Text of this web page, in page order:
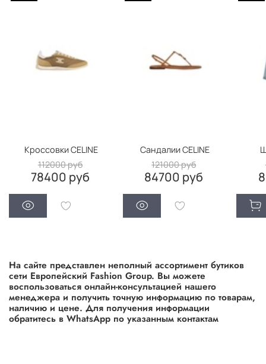
Кроссовки CELINE
112000 руб
78400 руб
Сандалии CELINE
121000 руб
84700 руб
На сайте представлен неполный ассортимент бутиков
сети Европейский Fashion Group. Вы можете
воспользоваться онлайн-консультацией нашего
менеджера и получить точную информацию по товарам,
наличию и цене. Для получения информации
обратитесь в WhatsApp по указанным контактам